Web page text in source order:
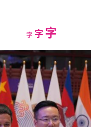
字Decrease
size.
字Reset
size.
字Increase
font
size.